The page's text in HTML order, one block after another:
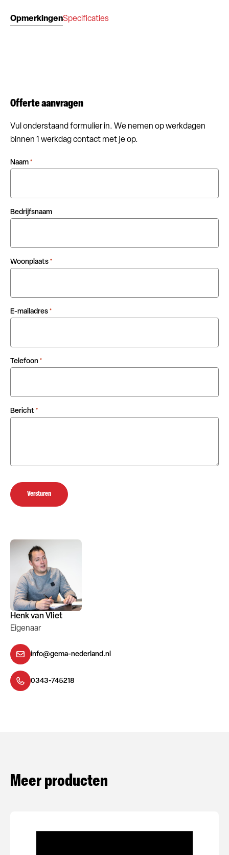
Henk van Vliet
Eigenaar
info@gema-nederland.nl
0343-745218
OpmerkingenSpecificaties
Offerte aanvragen
Vul onderstaand formulier in. We nemen op werkdagen
binnen 1 werkdag contact met je op.
Naam *
Bedrijfsnaam
Woonplaats *
E-mailadres *
Telefoon *
Bericht *
Versturen
Meer producten